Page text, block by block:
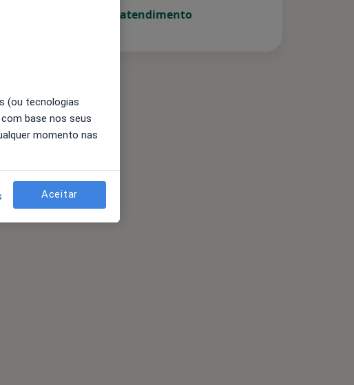
Solicite um atendimento
(ou tecnologias
base nos seus
momento nas
Aceitar